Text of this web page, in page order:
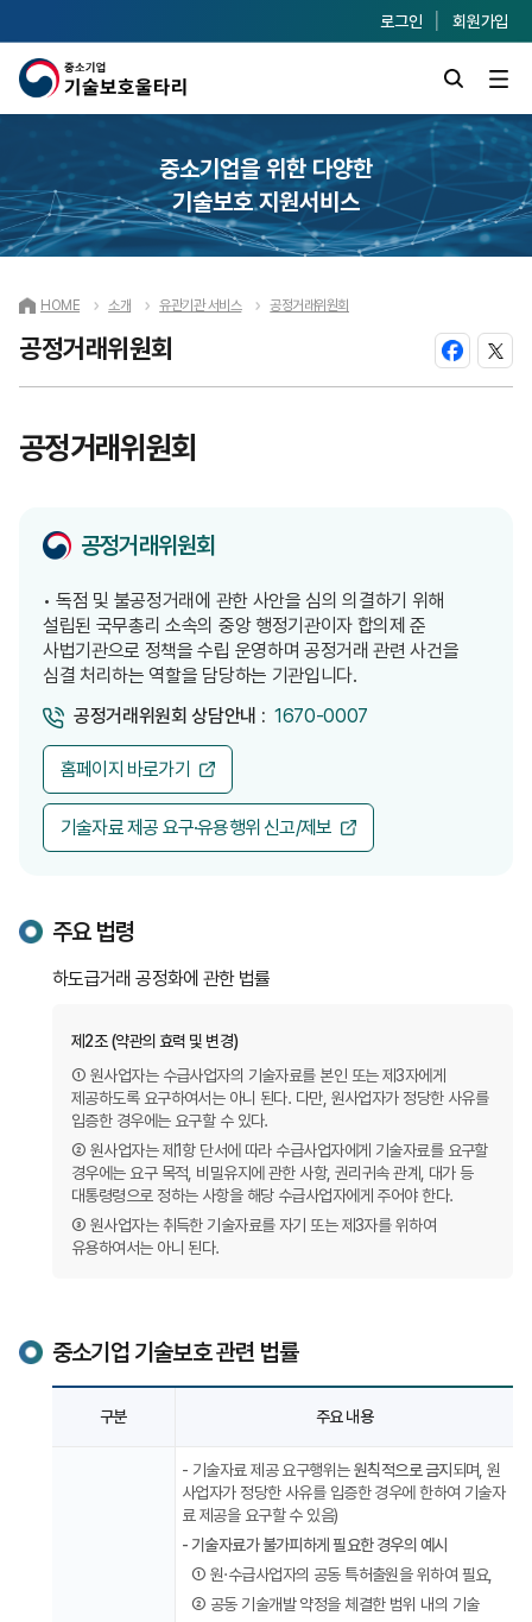
로그인 회원가입
중소기업을 위한 다양한
기술보호 지원서비스
HOME 소개 유관기관 서비스 공정거래위원회
공정거래위원회
공정거래위원회
공정거래위원회
• 독점 및 불공정거래에 관한 사안을 심의 의결하기 위해
설립된 국무총리 소속의 중앙 행정기관이자 합의제 준
사법기관으로 정책을 수립 운영하며 공정거래 관련 사건을
심결 처리하는 역할을 담당하는 기관입니다.
공정거래위원회 상담안내 : 1670-0007
홈페이지 바로가기
기술자료 제공 요구·유용행위 신고/제보
주요 법령
하도급거래 공정화에 관한 법률
제2조 (약관의 효력 및 변경)
① 원사업자는 수급사업자의 기술자료를 본인 또는 제3자에게
제공하도록 요구하여서는 아니 된다. 다만, 원사업자가 정당한 사유를
입증한 경우에는 요구할 수 있다.
② 원사업자는 제1항 단서에 따라 수급사업자에게 기술자료를 요구할
경우에는 요구 목적, 비밀유지에 관한 사항, 권리귀속 관계, 대가 등
대통령령으로 정하는 사항을 해당 수급사업자에게 주어야 한다.
③ 원사업자는 취득한 기술자료를 자기 또는 제3자를 위하여
유용하여서는 아니 된다.
중소기업 기술보호 관련 법률
기술보호
구분 주요 내용
- 기술자료 제공 요구행위는원칙적으로 금지 되며, 원
사업자가 정당한 사유를 입증한 경우에 한하여 기술자
료 제공을 요구할 수 있음)
- 기술자료가 불가피하게 필요한 경우의 예시
① 원·수급사업자의 공동 특허출원을 위하여 필요,
② 공동 기술개발 약정을 체결한 범위 내의 기술